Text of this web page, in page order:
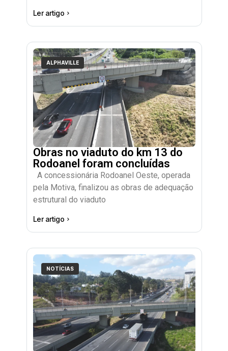
Ler artigo
ALPHAVILLE
Obras no viaduto do km 13 do
Rodoanel foram concluídas
A concessionária Rodoanel Oeste, operada
pela Motiva, finalizou as obras de adequação
estrutural do viaduto
Ler artigo
NOTÍCIAS